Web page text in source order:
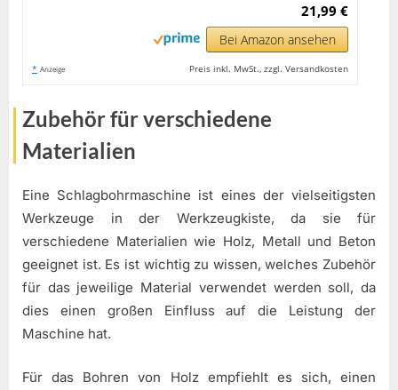
21,99 €
Bei Amazon ansehen
* Anzeige Preis inkl. MwSt., zzgl. Versandkosten
Zubehör für verschiedene
Materialien
Eine Schlagbohrmaschine ist eines der vielseitigsten
Werkzeuge in der Werkzeugkiste, da sie für
verschiedene Materialien wie Holz, Metall und Beton
geeignet ist. Es ist wichtig zu wissen, welches Zubehör
für das jeweilige Material verwendet werden soll, da
dies einen großen Einfluss auf die Leistung der
Maschine hat.
Für das Bohren von Holz empfiehlt es sich, einen